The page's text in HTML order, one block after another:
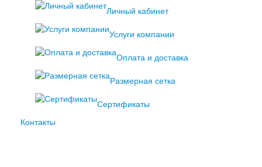
Личный кабинет
Услуги компании
Оплата и доставка
Размерная сетка
Сертификаты
Контакты